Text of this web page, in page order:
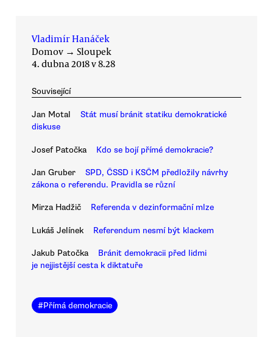
Vladimír Hanáček
Domov → Sloupek
4. dubna 2018 v 8.28
Související
Jan Motal
Stát musí bránit statiku demokratické
diskuse
Josef Patočka Kdo se bojí přímé demokracie?
Jan Gruber
SPD, ČSSD i KSČM předložily návrhy
zákona o referendu. Pravidla se různí
Mirza Hadžič Referenda v dezinformační mlze
Lukáš Jelínek Referendum nesmí být klackem
Jakub Patočka
Bránit demokracii před lidmi
je nejjistější cesta k diktatuře
#Přímá demokracie